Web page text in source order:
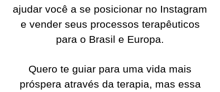
ajudar você a se posicionar no Instagram
e vender seus processos terapêuticos
para o Brasil e Europa.
Quero te guiar para uma vida mais
próspera através da terapia, mas essa